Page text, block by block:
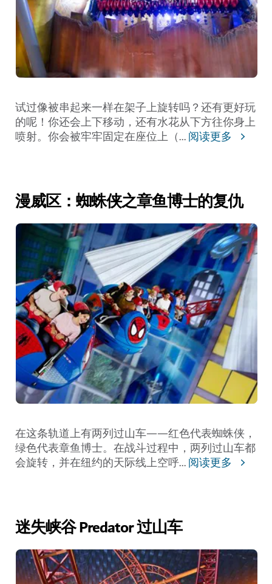
试过像被串起来一样在架子上旋转吗？还有更好玩
的呢！ 你还会上下移动，还有水花从下方往你身上
喷射。你会被牢牢固定在座位上（...阅读更多
漫威区：蜘蛛侠之章鱼博士的复仇
在这条轨道上有两列过山车——红色代表蜘蛛侠，
绿色代表章鱼博士。在战斗过程中，两列过山车都
会旋转，并在纽约的天际线上空呼...阅读更多
迷失峡谷 Predator 过山车